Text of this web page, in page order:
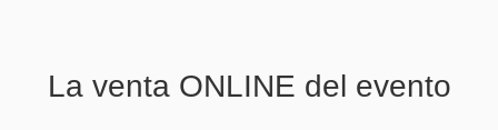
La venta ONLINE del evento